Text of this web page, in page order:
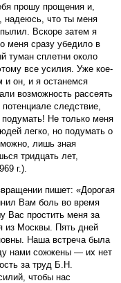
прошу прощения и,
надеюсь, что ты меня
Вскоре затем я
меня сразу убедило в
туман сплетни около
все усилия. Уже кое-
и он, и я останемся
возможность рассеять
следствие,
Не только меня
легко, но подумать о
лишь зная
тридцать лет,
г.).
пишет: «Дорогая
Вам боль во время
Вас простить меня за
из Москвы. Пять дней
Наша встреча была
нами сожжены — их нет
за труд Б.Н.
чтобы нас